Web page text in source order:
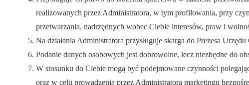
realizowanych przez Administratora, w tym profilowania, przy
przetwarzania, nadrzędnych wobec Ciebie interesów, praw i
Na działania Administratora przysługuje skarga do Prezesa
Podanie danych osobowych jest dobrowolne, lecz niezbędne do
W stosunku do Ciebie mogą być podejmowane czynności
oraz w celu prowadzenia przez Administratora marketingu